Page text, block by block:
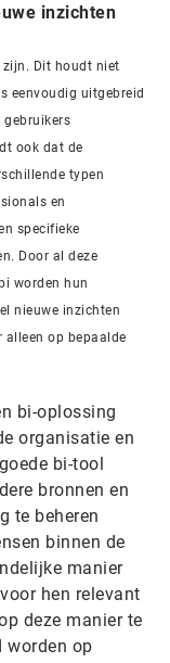
inzichten
zijn. Dit houdt niet
eenvoudig uitgebreid
ook dat de
typen
en
specifieke
Door al deze
worden hun
nieuwe inzichten
alleen op bepaalde
bi-oplossing
organisatie en
bi-tool
bronnen en
te beheren
binnen de
manier
hen relevant
deze manier te
worden op